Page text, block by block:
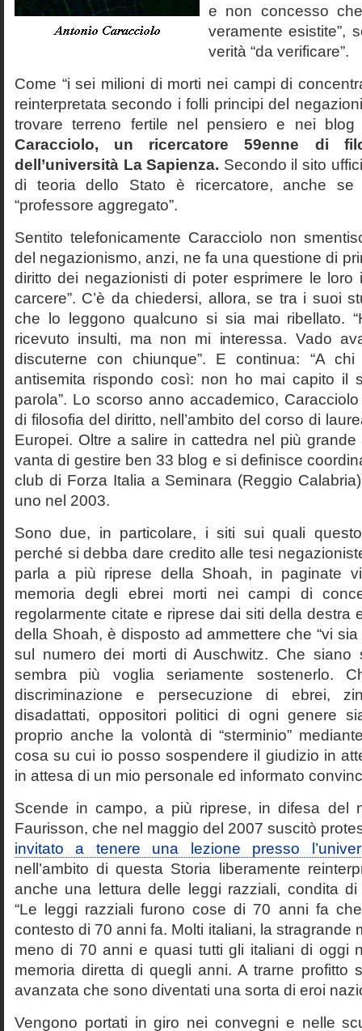
e non concesso
veramente esistite”,
verità “da verificare”.
Come “i sei milioni di morti nei campi di
reinterpretata secondo i folli principi del
trovare terreno fertile nel pensiero e nei
Caracciolo, un ricercatore 59enne di
dell’università La Sapienza. Secondo il sito
di teoria dello Stato è ricercatore, anche
“professore aggregato”.
Sentito telefonicamente Caracciolo non
del negazionismo, anzi, ne fa una questione di
diritto dei negazionisti di poter esprimere le loro
carcere”. C’è da chiedersi, allora, se tra i suoi
che lo leggono qualcuno si sia mai ribellato.
ricevuto insulti, ma non mi interessa. Vado
discuterne con chiunque”. E continua: “A
antisemita rispondo così: non ho mai capito il
parola”. Lo scorso anno accademico,
di filosofia del diritto, nell’ambito del corso di
Europei. Oltre a salire in cattedra nel più grande
vanta di gestire ben 33 blog e si definisce
club di Forza Italia a Seminara (Reggio
uno nel 2003.
Sono due, in particolare, i siti sui quali
perché si debba dare credito alle tesi
parla a più riprese della Shoah, in paginate
memoria degli ebrei morti nei campi di
regolarmente citate e riprese dai siti della destra
della Shoah, è disposto ad ammettere che “vi
sul numero dei morti di Auschwitz. Che siano
sembra più voglia seriamente sostenerlo.
discriminazione e persecuzione di ebrei,
disadattati, oppositori politici di ogni genere
proprio anche la volontà di “sterminio”
cosa su cui io posso sospendere il giudizio in
in attesa di un mio personale ed informato
Scende in campo, a più riprese, in difesa del
Faurisson, che nel maggio del 2007 suscitò
invitato a tenere una lezione presso
nell’ambito di questa Storia liberamente
anche una lettura delle leggi razziali, condita di
“Le leggi razziali furono cose di 70 anni fa
contesto di 70 anni fa. Molti italiani, la stragrande
meno di 70 anni e quasi tutti gli italiani di oggi
memoria diretta di quegli anni. A trarne profitto
avanzata che sono diventati una sorta di eroi
Vengono portati in giro nei convegni e nelle